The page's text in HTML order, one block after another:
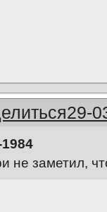
29-
не заметил,